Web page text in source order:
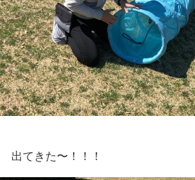
出てきた〜！！！